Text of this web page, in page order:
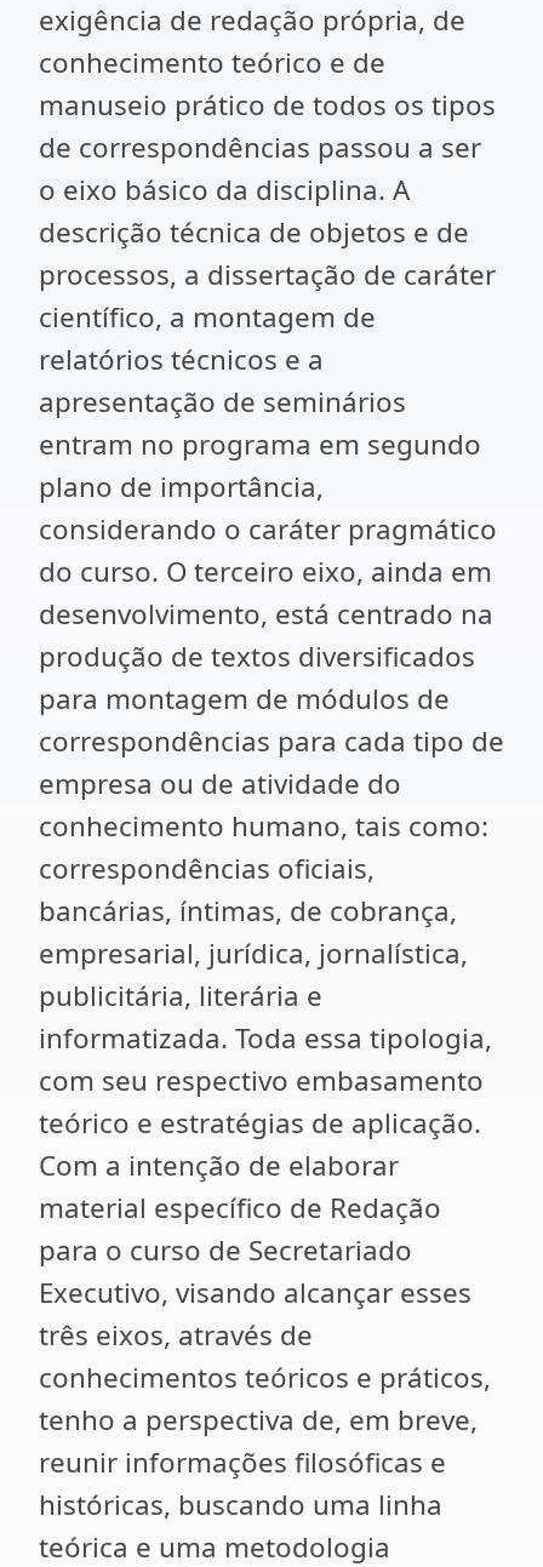
exigência de redação própria, de
conhecimento teórico e de
manuseio prático de todos os tipos
de correspondências passou a ser
o eixo básico da disciplina. A
descrição técnica de objetos e de
processos, a dissertação de caráter
científico, a montagem de
relatórios técnicos e a
apresentação de seminários
entram no programa em segundo
plano de importância,
considerando o caráter pragmático
do curso. O terceiro eixo, ainda em
desenvolvimento, está centrado na
produção de textos diversificados
para montagem de módulos de
correspondências para cada tipo de
empresa ou de atividade do
conhecimento humano, tais como:
correspondências oficiais,
bancárias, íntimas, de cobrança,
empresarial, jurídica, jornalística,
publicitária, literária e
informatizada. Toda essa tipologia,
com seu respectivo embasamento
teórico e estratégias de aplicação.
Com a intenção de elaborar
material específico de Redação
para o curso de Secretariado
Executivo, visando alcançar esses
três eixos, através de
conhecimentos teóricos e práticos,
tenho a perspectiva de, em breve,
reunir informações filosóficas e
históricas, buscando uma linha
teórica e uma metodologia